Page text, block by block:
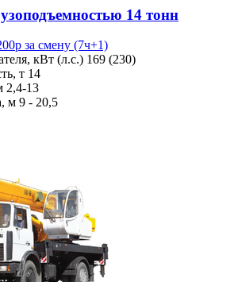
14 тонн
p за смену (7ч+1)
кВт (л.с.) 169 (230)
т 14
2,4-13
м 9 - 20,5